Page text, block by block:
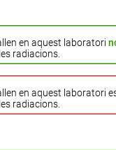
en aquest laboratori
radiacions.
en aquest laboratori
radiacions.